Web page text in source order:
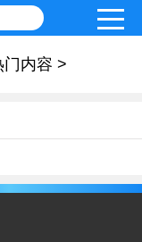
门内容 >